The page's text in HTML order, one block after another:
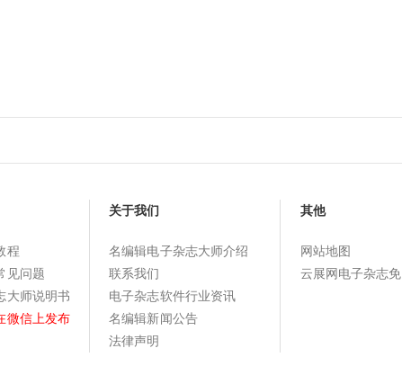
程
见问题
大师说明书
微信上发布
关于我们
名编辑电子杂志大师介绍
联系我们
电子杂志软件行业资讯
名编辑新闻公告
法律声明
其他
网站地图
云展网电子杂志